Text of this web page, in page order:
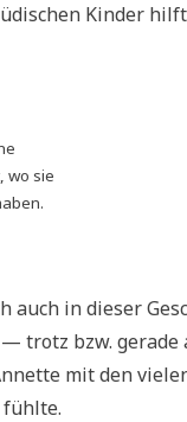
Kinder
wo sie
auch in dieser
bzw. gerade
mit den